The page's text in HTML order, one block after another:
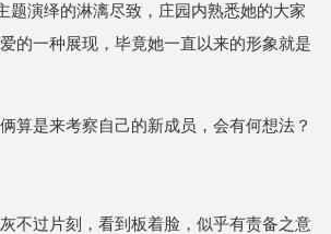
题演绎的淋漓尽致，庄园内熟悉她的大家
的一种展现，毕竟她一直以来的形象就是
算是来考察自己的新成员，会有何想法？
不过片刻，看到板着脸，似乎有责备之意